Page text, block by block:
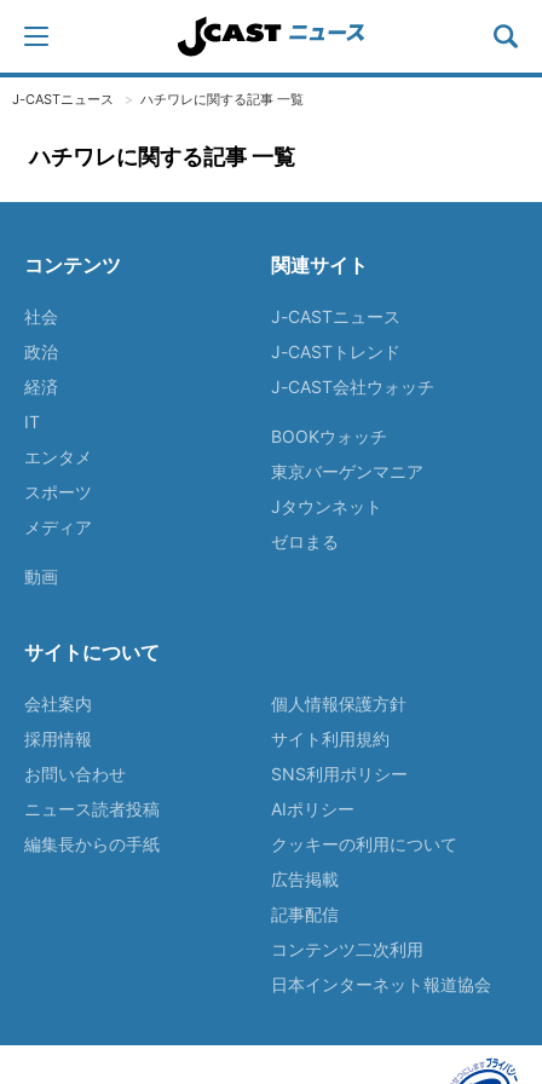
J-CASTニュース ハチワレに関する記事 一覧
ハチワレに関する記事 一覧
コンテンツ
社会
政治
経済
IT
エンタメ
スポーツ
メディア
動画
関連サイト
J-CASTニュース
J-CASTトレンド
J-CAST会社ウォッチ
BOOKウォッチ
東京バーゲンマニア
Jタウンネット
ゼロまる
サイトについて
会社案内
採用情報
お問い合わせ
ニュース読者投稿
編集長からの手紙
個人情報保護方針
サイト利用規約
SNS利用ポリシー
AIポリシー
クッキーの利用について
広告掲載
記事配信
コンテンツ二次利用
日本インターネット報道協会